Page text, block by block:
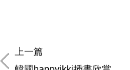
上一篇